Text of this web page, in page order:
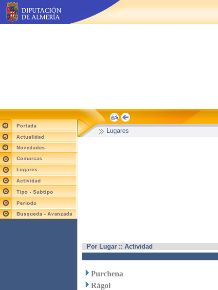
Lugares
Por Lugar :: Actividad
Purchena
Rágol